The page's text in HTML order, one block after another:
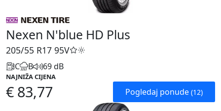
Nexen N'blue HD Plus
205/55 R17 95V
C B 69 dB
NAJNIŽA CIJENA
€ 83,77 Pogledaj ponude (12)